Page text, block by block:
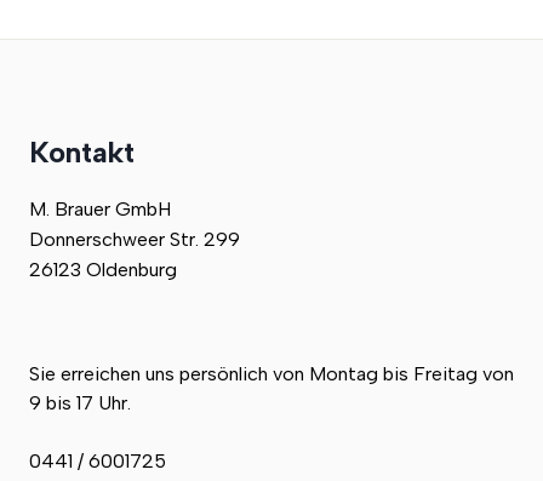
Kontakt
M. Brauer GmbH
Donnerschweer Str. 299
26123 Oldenburg
Sie erreichen uns persönlich von Montag bis Freitag von
9 bis 17 Uhr.
0441 / 6001725